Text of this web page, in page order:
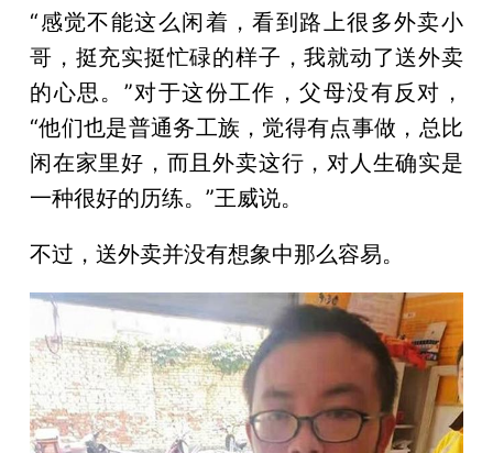
“感觉不能这么闲着，看到路上很多外卖小
哥，挺充实挺忙碌的样子，我就动了送外卖
的心思。”对于这份工作，父母没有反对，
“他们也是普通务工族，觉得有点事做，总比
闲在家里好，而且外卖这行，对人生确实是
一种很好的历练。”王威说。
不过，送外卖并没有想象中那么容易。